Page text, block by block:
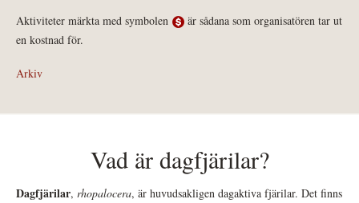
Aktiviteter märkta med symbolen
är sådana som organisatören tar ut
en kostnad för.
Arkiv
Vad är dagfjärilar?
Dagfjärilar, rhopalocera, är huvudsakligen dagaktiva fjärilar. Det finns